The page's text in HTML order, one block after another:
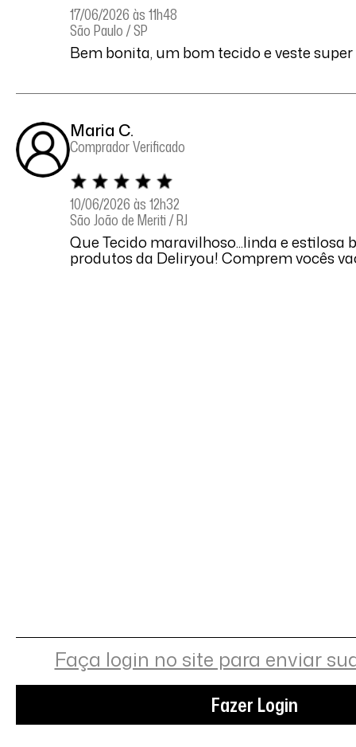
17/06/2026 às 11h48
São Paulo / SP
Bem bonita, um bom tecido e veste super
Maria C.
Comprador Verificado
10/06/2026 às 12h32
São João de Meriti / RJ
Que Tecido maravilhoso...linda e estilosa
produtos da Deliryou! Comprem vocês
Faça login no site para enviar
Fazer Login